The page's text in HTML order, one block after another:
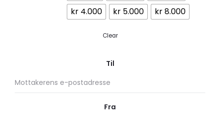
kr
kr 4.000
kr 5.000 kr 8.000
Clear
Til
Fra